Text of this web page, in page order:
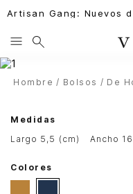
Artisan Gang: Nuevos
Hombre Bolsos De
Medidas
largo 5,5 (cm)
ancho
Colores